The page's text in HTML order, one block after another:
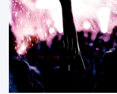
d
o
s
k
o
n
a
ł
o
!